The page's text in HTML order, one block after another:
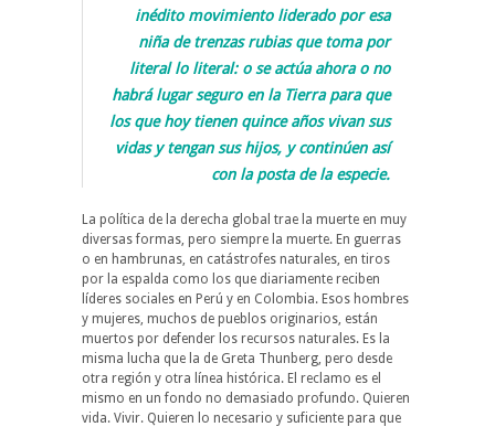
inédito movimiento liderado por esa
niña de trenzas rubias que toma por
literal lo literal: o se actúa ahora o no
habrá lugar seguro en la Tierra para que
los que hoy tienen quince años vivan sus
vidas y tengan sus hijos, y continúen así
con la posta de la especie.
La política de la derecha global trae la muerte en muy
diversas formas, pero siempre la muerte. En guerras
o en hambrunas, en catástrofes naturales, en tiros
por la espalda como los que diariamente reciben
líderes sociales en Perú y en Colombia. Esos hombres
y mujeres, muchos de pueblos originarios, están
muertos por defender los recursos naturales. Es la
misma lucha que la de Greta Thunberg, pero desde
otra región y otra línea histórica. El reclamo es el
mismo en un fondo no demasiado profundo. Quieren
vida. Vivir. Quieren lo necesario y suficiente para que